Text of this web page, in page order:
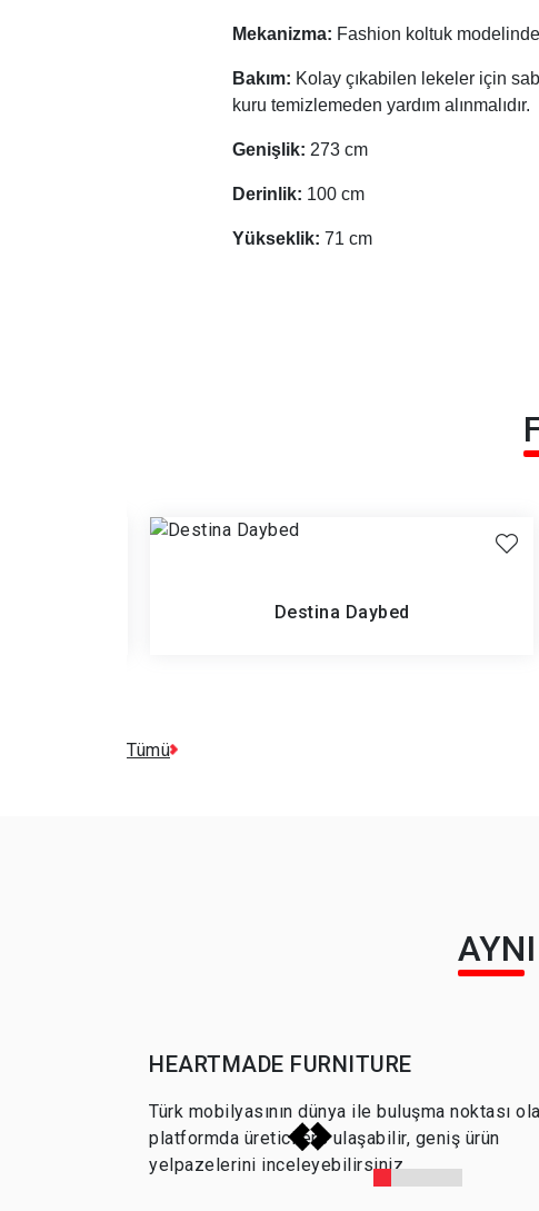
Mekanizma: Fashion koltuk
Bakım: Kolay çıkabilen lekeler için
kuru temizlemeden yardım alınmalıdır.
Genişlik: 273 cm
Derinlik: 100 cm
Yükseklik: 71 cm
Destina Daybed
Tümü
HEARTMADE FURNITURE
Türk mobilyasının dünya ile buluşma noktası
platformda üreticilere ulaşabilir, geniş ürün
yelpazelerini inceleyebilirsiniz.
MARZEN BAR